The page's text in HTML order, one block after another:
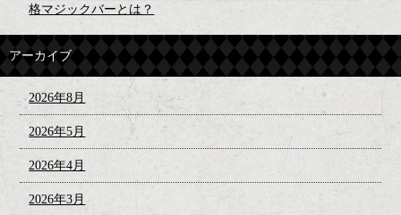
格マジックバーとは？
アーカイブ
2026年8月
2026年5月
2026年4月
2026年3月